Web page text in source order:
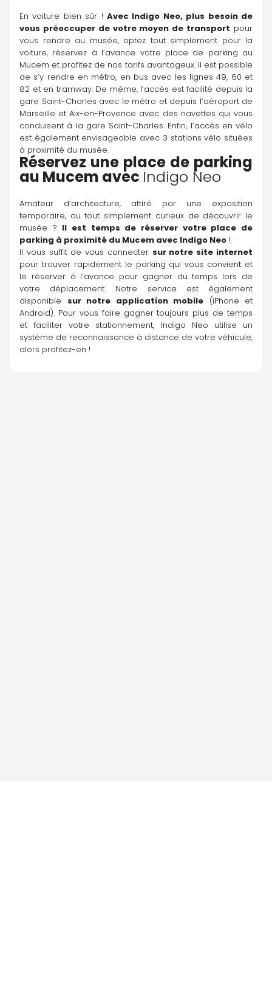
En voiture bien sûr ! Avec Indigo Neo, plus besoin de
vous préoccuper de votre moyen de transport pour
vous rendre au musée, optez tout simplement pour la
voiture, réservez à l’avance votre place de parking au
Mucem et profitez de nos tarifs avantageux. Il est possible
de s’y rendre en métro, en bus avec les lignes 49, 60 et
82 et en tramway. De même, l’accès est facilité depuis la
gare Saint-Charles avec le métro et depuis l’aéroport de
Marseille et Aix-en-Provence avec des navettes qui vous
conduisent à la gare Saint-Charles. Enfin, l’accès en vélo
est également envisageable avec 3 stations vélo situées
à proximité du musée.
Réservez une place de parking
au Mucem avec Indigo Neo
Amateur d’architecture, attiré par une exposition
temporaire, ou tout simplement curieux de découvrir le
musée ? Il est temps de réserver votre place de
parking à proximité du Mucem avec Indigo Neo !
Il vous suffit de vous connecter
pour trouver rapidement le parking qui vous convient et
le réserver à l’avance pour gagner du temps lors de
votre déplacement. Notre service est également
disponible sur notre application mobile (iPhone et
Android). Pour vous faire gagner toujours plus de temps
et faciliter votre stationnement, Indigo Neo utilise un
système de reconnaissance à distance de votre véhicule,
alors profitez-en !